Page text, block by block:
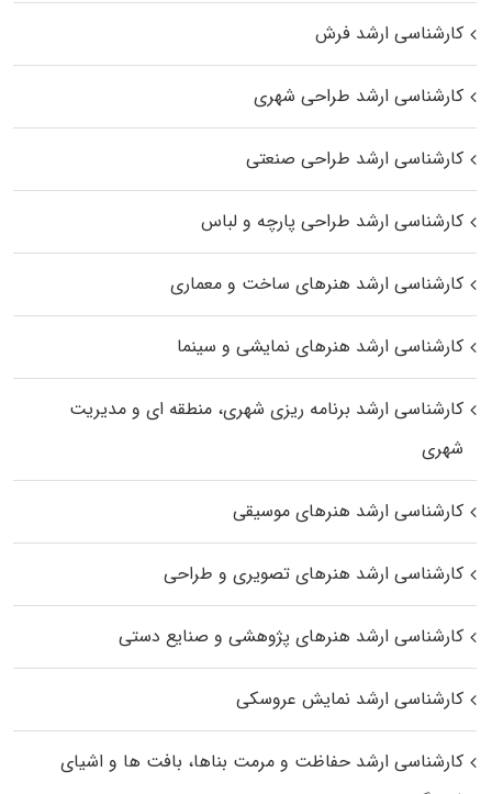
کارشناسی ارشد فرش
کارشناسی ارشد طراحی شهری
کارشناسی ارشد طراحی صنعتی
کارشناسی ارشد طراحی پارچه و لباس
کارشناسی ارشد هنرهای ساخت و معماری
کارشناسی ارشد هنرهای نمایشی و سینما
کارشناسی ارشد برنامه ریزی شهری، منطقه‌ ای و مدیریت
شهری
کارشناسی ارشد هنرهای موسیقی
کارشناسی ارشد هنرهای تصویری و طراحی
کارشناسی ارشد هنرهای پژوهشی و صنایع دستی
کارشناسی ارشد نمایش عروسکی
کارشناسی ارشد حفاظت و مرمت بناها، بافت‌ ها و اشیای